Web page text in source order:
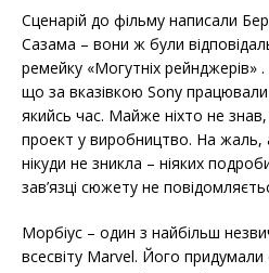
Сценарій до фільму написали
Сазама – вони ж були
ремейку «Могутніх рейнджерів»
що за вказівкою Sony
якийсь час. Майже ніхто не
проект у виробництво. На жаль,
нікуди не зникла – ніяких
зав’язці сюжету не
Морбіус – один з найбільш
всесвіту Marvel. Його